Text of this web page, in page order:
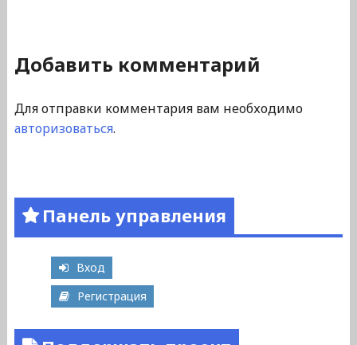
Добавить комментарий
Для отправки комментария вам необходимо
авторизоваться.
Панель управления
Вход
Регистрация